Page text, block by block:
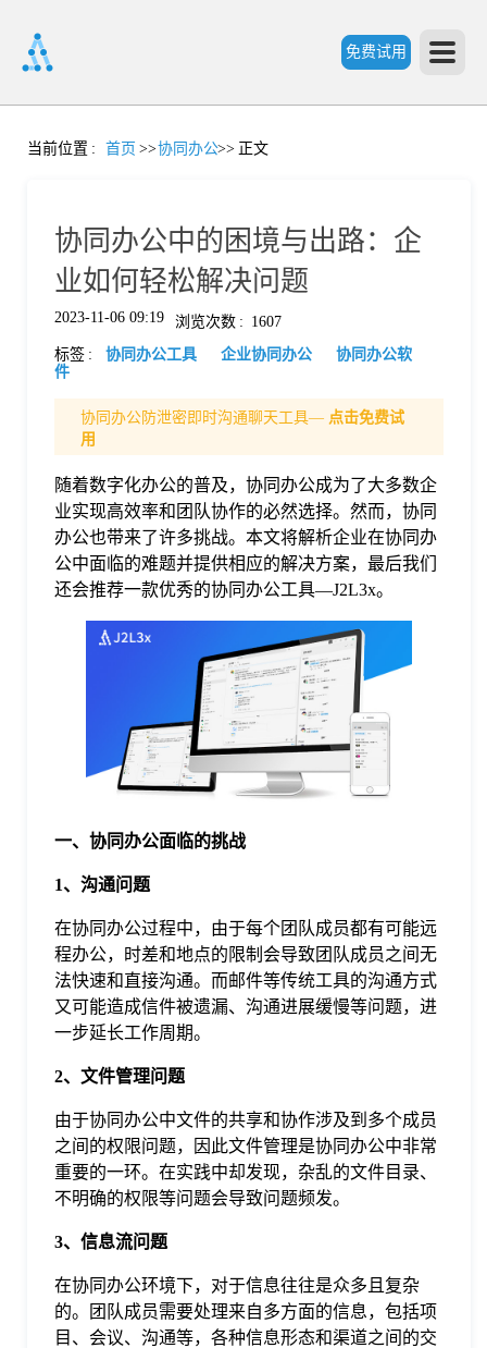
免费试用
首
格
当前位置 : 首页 >>协同办公>> 正文
协同办公中的困境与出路：企
业如何轻松解决问题
2023-11-06 09:19 浏览次数 : 1607
标签 : 协同办公工具 企业协同办公
协同办公软
件
协同办公防泄密即时沟通聊天工具— 点击免费试
用
随着数字化办公的普及，协同办公成为了大多数企
业实现高效率和团队协作的必然选择。然而，协同
办公也带来了许多挑战。本文将解析企业在协同办
公中面临的难题并提供相应的解决方案，最后我们
还会推荐一款优秀的协同办公工具—J2L3x。
一、协同办公面临的挑战
1、沟通问题
在协同办公过程中，由于每个团队成员都有可能远
程办公，时差和地点的限制会导致团队成员之间无
法快速和直接沟通。而邮件等传统工具的沟通方式
又可能造成信件被遗漏、沟通进展缓慢等问题，进
一步延长工作周期。
2、文件管理问题
由于协同办公中文件的共享和协作涉及到多个成员
之间的权限问题，因此文件管理是协同办公中非常
重要的一环。在实践中却发现，杂乱的文件目录、
不明确的权限等问题会导致问题频发。
3、信息流问题
在协同办公环境下，对于信息往往是众多且复杂
的。团队成员需要处理来自多方面的信息，包括项
目、会议、沟通等，各种信息形态和渠道之间的交